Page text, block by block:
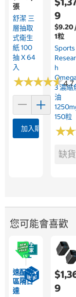
張
舒潔 三
層抽取
式衛生
紙 100
抽 X 64
入
★★★★★
★★★★★4.7
加入購物車
9
$9.20
1粒
Sports
H
3 濃縮
油
150粒
★★
★★
缺貨
您可能會喜歡
速配限
區隔日
達
9